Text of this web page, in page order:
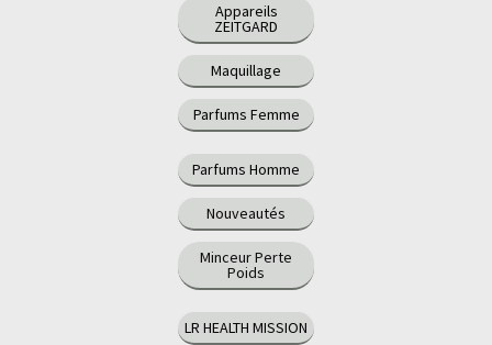
Appareils
ZEITGARD
Maquillage
Parfums Femme
Parfums Homme
Nouveautés
Minceur Perte
Poids
LR HEALTH MISSION